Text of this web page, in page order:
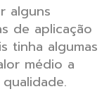
alguns
de aplicação
tinha algumas
médio a